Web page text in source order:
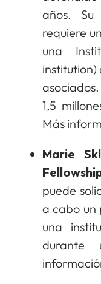
años.
requiere
una
institution)
1,5
Más
Marie
puede
a cabo un
una